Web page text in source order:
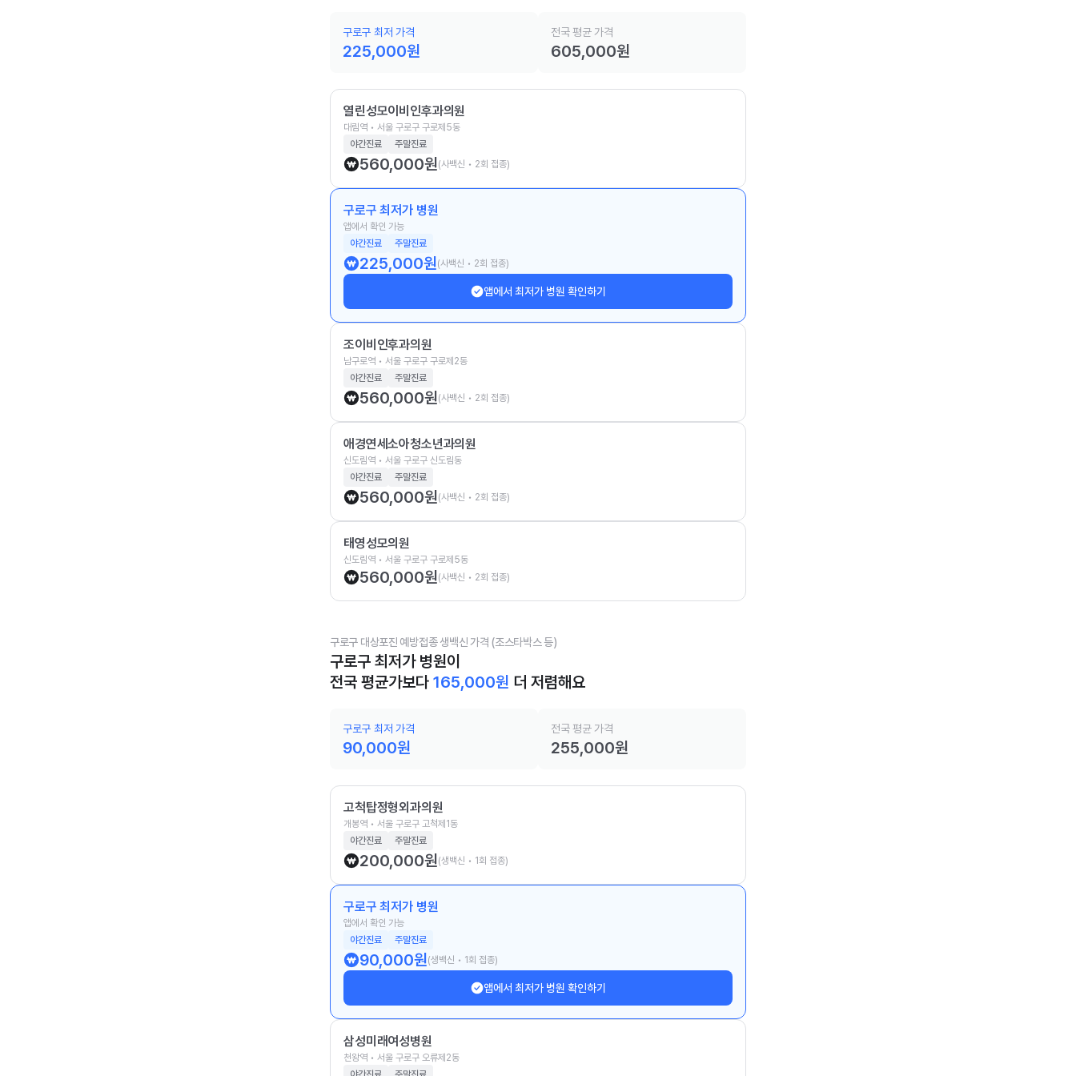
구로구 최저 가격
225,000원
전국 평균 가격
605,000원
열린성모이비인후과의원
대림역 • 서울 구로구 구로제5동
야간진료
주말진료
560,000원(사백신 • 2회 접종)
구로구 최저가 병원
앱에서 확인 가능
야간진료
주말진료
225,000원(사백신 • 2회 접종)
앱에서 최저가 병원 확인하기
조이비인후과의원
남구로역 • 서울 구로구 구로제2동
야간진료
주말진료
560,000원(사백신 • 2회 접종)
애경연세소아청소년과의원
신도림역 • 서울 구로구 신도림동
야간진료
주말진료
560,000원(사백신 • 2회 접종)
태영성모의원
신도림역 • 서울 구로구 구로제5동
560,000원(사백신 • 2회 접종)
구로구 대상포진 예방접종 생백신 가격 (조스타박스 등)
구로구 최저가 병원이
전국 평균가보다 165,000원 더 저렴해요
구로구 최저 가격
90,000원
전국 평균 가격
255,000원
고척탑정형외과의원
개봉역 • 서울 구로구 고척제1동
야간진료
주말진료
200,000원(생백신 • 1회 접종)
구로구 최저가 병원
앱에서 확인 가능
야간진료
주말진료
90,000원(생백신 • 1회 접종)
앱에서 최저가 병원 확인하기
삼성미래여성병원
천왕역 • 서울 구로구 오류제2동